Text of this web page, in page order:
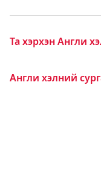
Та хэрхэн Англи
Англи хэлний